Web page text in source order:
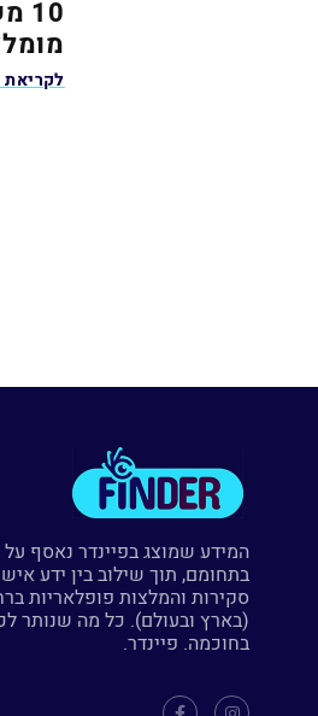
לקריאת
המידע שמוצג בפיינדר נאסף על
בתחומם, תוך שילוב בין ידע
סקירות והמלצות פופלאריות
(בארץ ובעולם). כל מה שנותר
בחוכמה. פיינדר.